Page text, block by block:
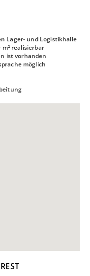
Lager- und Logistikhalle
realisierbar
ist vorhanden
möglich